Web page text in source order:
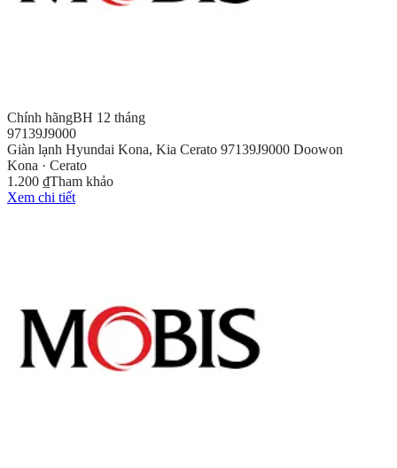
Chính hãngBH 12 tháng
97139J9000
Giàn lạnh Hyundai Kona, Kia Cerato 97139J9000 Doowon
Kona · Cerato
1.200 ₫Tham khảo
Xem chi tiết